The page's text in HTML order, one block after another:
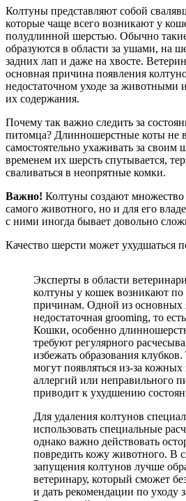
Колтуны представляют собой
которые чаще всего возникают у
полудлинной шерстью. Обычно
образуются в области за ушами, на
задних лап и даже на хвосте.
основная причина появления
недостаточном уходе за животными
их содержания.
Почему так важно следить за
питомца? Длинношерстные коты не
самостоятельно ухаживать за
временем их шерсть спутывается,
сваливаться в неопрятные комки.
Важно! Колтуны создают множество
самого животного, но и для его
с ними иногда бывает довольно
Качество шерсти может ухудшаться
Эксперты в области
колтуны у кошек возникают по
причинам. Одной из основных
недостаточная grooming, то
Кошки, особенно
требуют регулярного
избежать образования
могут появляться из-за кожных
аллергий или неправильного
приводит к ухудшению
Для удаления колтунов
использовать специальные
однако важно действовать
повредить кожу животного. В
запущения колтунов лучше
ветеринару, который сможет
и дать рекомендации по уходу